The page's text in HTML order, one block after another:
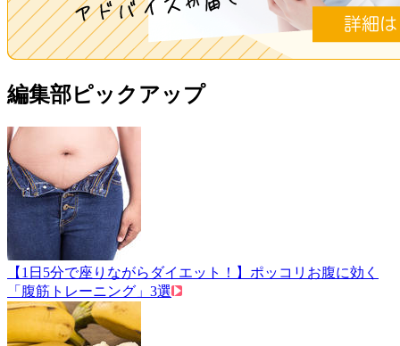
編集部ピックアップ
【1日5分で座りながらダイエット！】ポッコリお腹に効く
「腹筋トレーニング」3選